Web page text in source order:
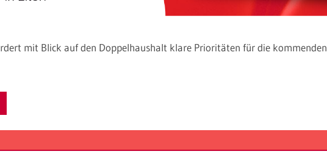
mit Blick auf den Doppelhaushalt klare Prioritäten für die kommenden